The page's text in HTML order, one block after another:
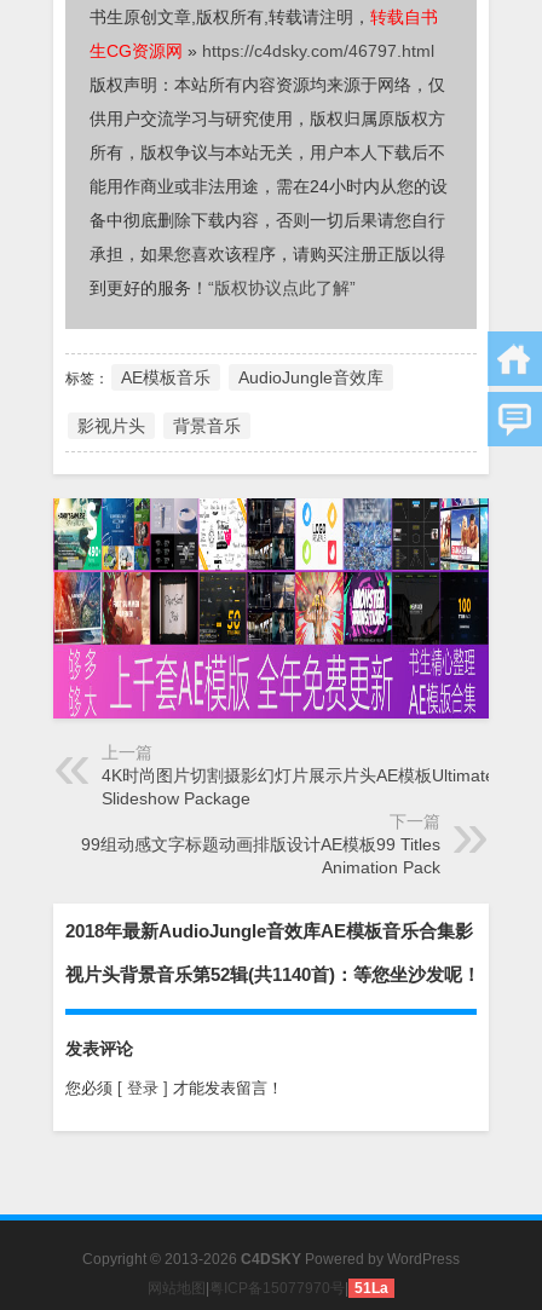
书生原创文章,版权所有,转载请注明， 转载自书
生CG资源网 » https://c4dsky.com/46797.html
版权声明：本站所有内容资源均来源于网络，仅
供用户交流学习与研究使用，版权归属原版权方
所有，版权争议与本站无关，用户本人下载后不
能用作商业或非法用途，需在24小时内从您的设
备中彻底删除下载内容，否则一切后果请您自行
承担，如果您喜欢该程序，请购买注册正版以得
到更好的服务！ “版权协议点此了解”
标签： AE模板音乐 AudioJungle音效库
影视片头 背景音乐
上一篇
4K时尚图片切割摄影幻灯片展示片头AE模板Ultimate Slide
Slideshow Package
下一篇
99组动感文字标题动画排版设计AE模板99 Titles
Animation Pack
2018年最新AudioJungle音效库AE模板音乐合集影
视片头背景音乐第52辑(共1140首)：等您坐沙发呢！
发表评论
您必须 [ 登录 ] 才能发表留言！
Copyright © 2013-2026 C4DSKY Powered by WordPress
网站地图
粤ICP备15077970号 51La